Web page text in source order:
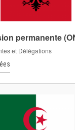
permanente
et Délégations